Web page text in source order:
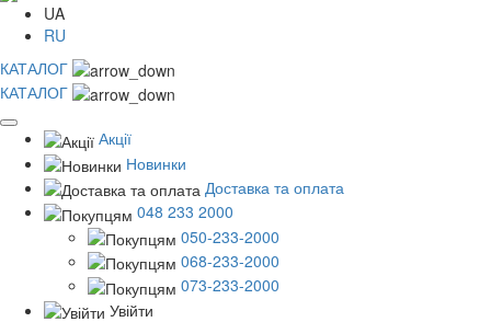
UA
RU
КАТАЛОГ
КАТАЛОГ
Акції
Новинки
Доставка та оплата
048 233 2000
050-233-2000
068-233-2000
073-233-2000
Увійти